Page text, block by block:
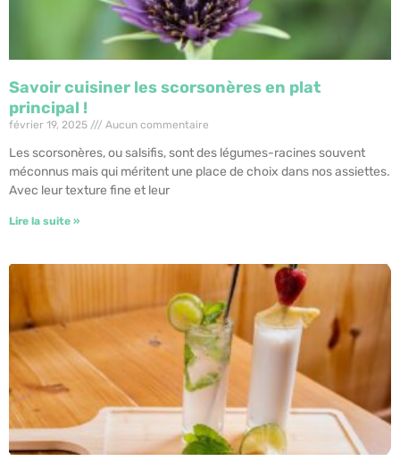
Savoir cuisiner les scorsonères en plat
principal !
février 19, 2025 Aucun commentaire
Les scorsonères, ou salsifis, sont des légumes-racines souvent
méconnus mais qui méritent une place de choix dans nos assiettes.
Avec leur texture fine et leur
Lire la suite »